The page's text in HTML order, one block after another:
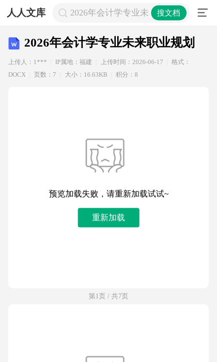
人人文库 2026年会计学专业未来职业规划
搜文档
2026年会计学专业未来职业规划
上传人：1*** IP属地：福建 上传时间：2026-06-17
格式：
DOCX
页数：7 大小：16.63KB 积分：8
预览加载失败，请重新加载试试~
重新加载
第1页 / 共7页